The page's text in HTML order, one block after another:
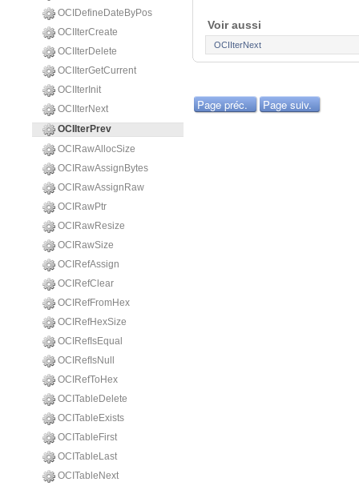
OCIDefineDateByPos
OCIIterCreate
OCIIterDelete
OCIIterGetCurrent
OCIIterInit
OCIIterNext
OCIIterPrev
OCIRawAllocSize
OCIRawAssignBytes
OCIRawAssignRaw
OCIRawPtr
OCIRawResize
OCIRawSize
OCIRefAssign
OCIRefClear
OCIRefFromHex
OCIRefHexSize
OCIRefIsEqual
OCIRefIsNull
OCIRefToHex
OCITableDelete
OCITableExists
OCITableFirst
OCITableLast
OCITableNext
Voir aussi
OCIIterNext
Page préc. Page suiv.